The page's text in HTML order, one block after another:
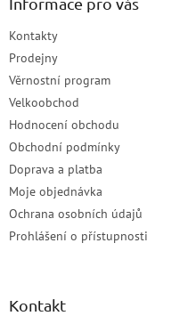
Kontakty
Prodejny
Věrnostní program
Velkoobchod
Hodnocení obchodu
Obchodní podmínky
Doprava a platba
Moje objednávka
Ochrana osobních údajů
Prohlášení o přístupnosti
Kontakt